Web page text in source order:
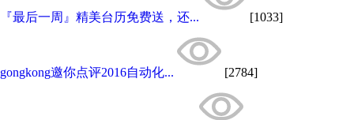
『最后一周』精美台历免费送，还... [1033]
gongkong邀你点评2016自动化... [2784]